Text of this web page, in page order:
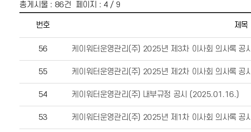
총게시물 : 86건 페이지 : 4 / 9
번호 제목
56 케이워터운영관리(주) 2025년 제3차 이사회 의사록 공시
55 케이워터운영관리(주) 2025년 제2차 이사회 의사록 공시
54 케이워터운영관리(주) 내부규정 공시 (2025.01.16.)
53 케이워터운영관리(주) 2025년 제1차 이사회 의사록 공시